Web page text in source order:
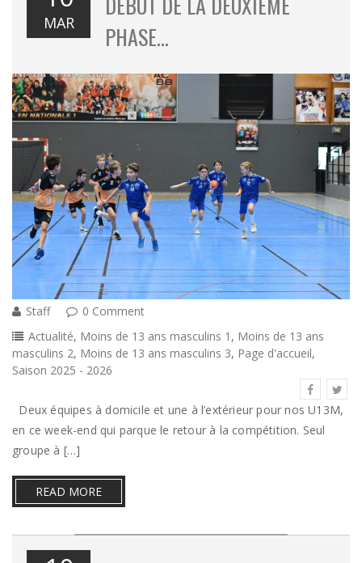
MAR
PHASE…
Staff
0 Comment
Actualité, Moins de 13 ans masculins 1 , Moins de 13 ans
masculins 2, Moins de 13 ans masculins 3, Page d'accueil,
Saison 2025 - 2026
Deux équipes à domicile et une à l’extérieur pour nos U13M,
en ce week-end qui parque le retour à la compétition. Seul
groupe à […]
READ MORE